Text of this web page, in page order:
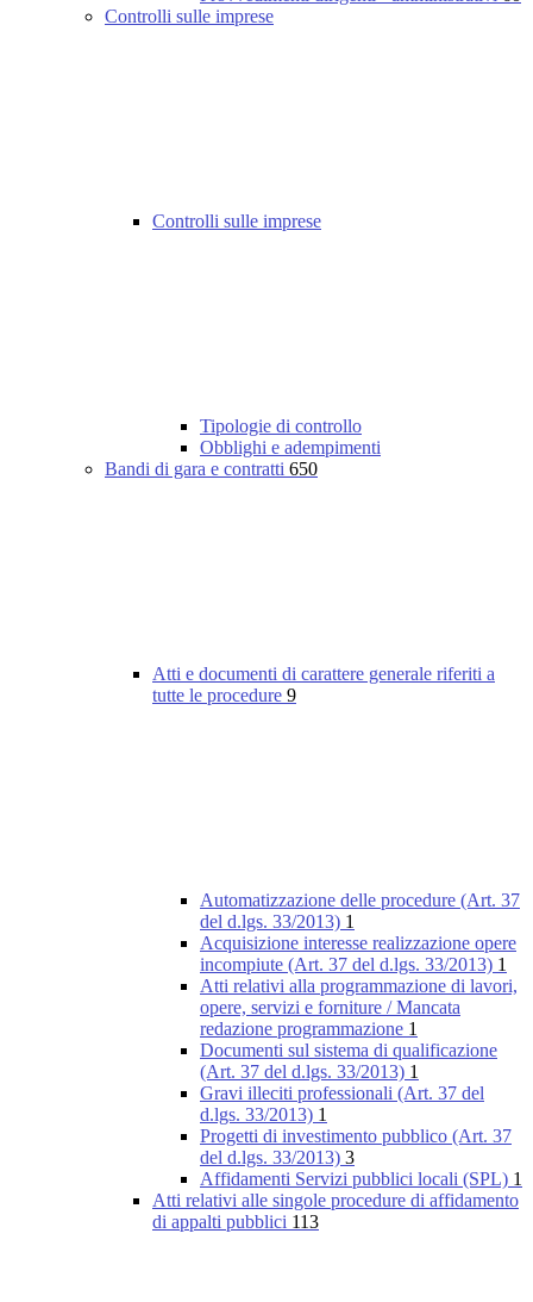
Controlli sulle imprese
Controlli sulle imprese
Tipologie di controllo
Obblighi e adempimenti
Bandi di gara e contratti 650
Atti e documenti di carattere generale riferiti a
tutte le procedure 9
Automatizzazione delle procedure (Art. 37
del d.lgs. 33/2013) 1
Acquisizione interesse realizzazione opere
incompiute (Art. 37 del d.lgs. 33/2013) 1
Atti relativi alla programmazione di lavori,
opere, servizi e forniture / Mancata
redazione programmazione 1
Documenti sul sistema di qualificazione
(Art. 37 del d.lgs. 33/2013) 1
Gravi illeciti professionali (Art. 37 del
d.lgs. 33/2013) 1
Progetti di investimento pubblico (Art. 37
del d.lgs. 33/2013) 3
Affidamenti Servizi pubblici locali (SPL) 1
Atti relativi alle singole procedure di affidamento
di appalti pubblici 113